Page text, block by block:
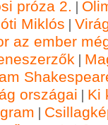
próza 2. |
Miklós |
az ember
|
országai | Ki
|